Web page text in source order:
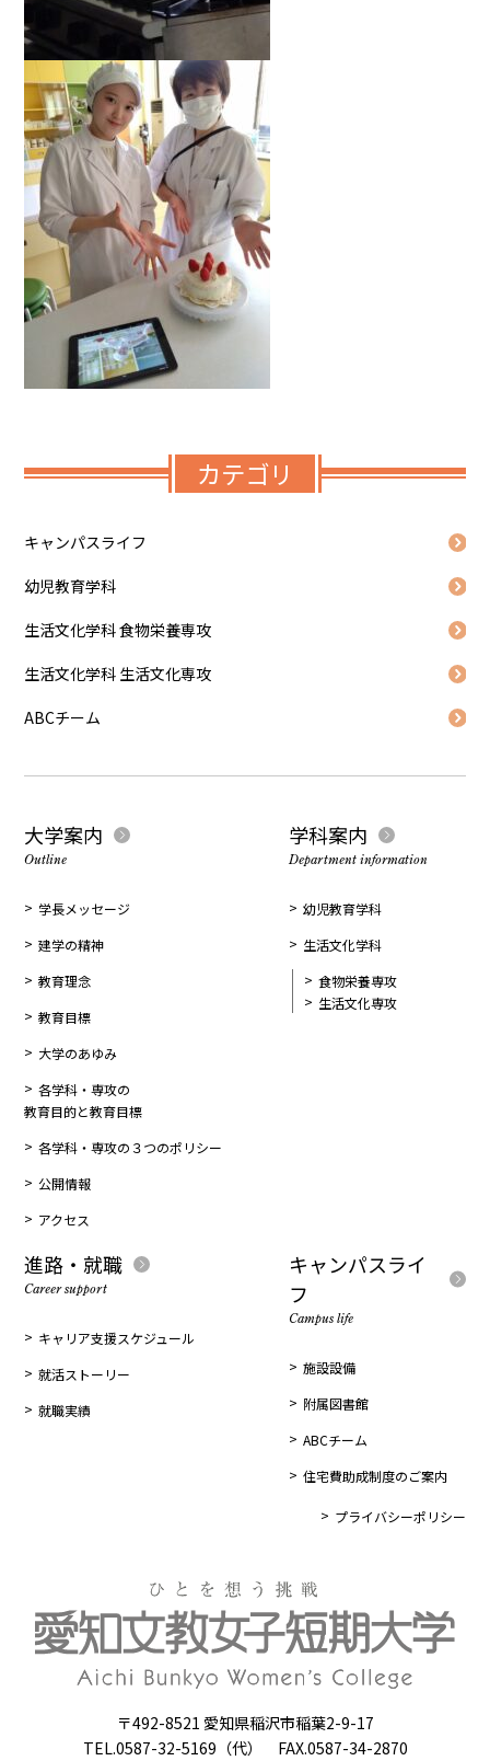
カテゴリ
キャンパスライフ
幼児教育学科
生活文化学科 食物栄養専攻
生活文化学科 生活文化専攻
ABCチーム
大学案内
Outline
学長メッセージ
建学の精神
教育理念
教育目標
大学のあゆみ
各学科・専攻の
教育目的と教育目標
各学科・専攻の３つのポリシー
公開情報
アクセス
学科案内
Department information
幼児教育学科
生活文化学科
食物栄養専攻
生活文化専攻
進路・就職
Career support
キャリア支援スケジュール
就活ストーリー
就職実績
キャンパスライ
フ
Campus life
施設設備
附属図書館
ABCチーム
住宅費助成制度のご案内
プライバシーポリシー
〒492-8521 愛知県稲沢市稲葉2-9-17
TEL.0587-32-5169（代） FAX.0587-34-2870